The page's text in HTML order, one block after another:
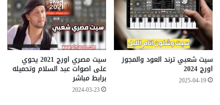
سيت شعبي ترند العود والمجوز
اورج 2024
2025-04-19
سيت مصري اورج 2021 يحوي
على اصوات عبد السلام وتحميله
برابط مباشر
2024-03-23